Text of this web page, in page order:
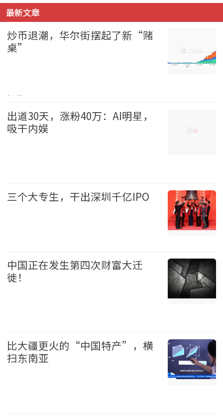
最新文章
炒币退潮，华尔街摆起了新“赌
桌”
财经 2026-08-09
出道30天，涨粉40万：AI明星，
吸干内娱
三个大专生，干出深圳千亿IPO
财经 2026-08-09
中国正在发生第四次财富大迁
徙！
比大疆更火的“中国特产”，横
扫东南亚